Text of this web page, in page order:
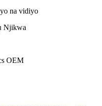
na vidiyo
Njikwa
OEM